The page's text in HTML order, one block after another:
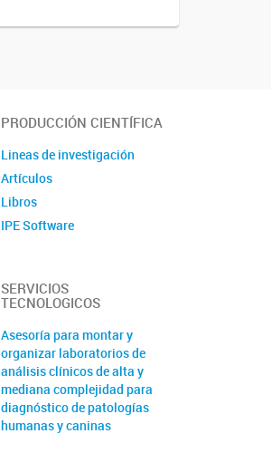
PRODUCCIÓN CIENTÍFICA
Lineas de investigación
Artículos
Libros
IPE Software
SERVICIOS
TECNOLOGICOS
Asesoría para montar y
organizar laboratorios de
análisis clínicos de alta y
mediana complejidad para
diagnóstico de patologías
humanas y caninas